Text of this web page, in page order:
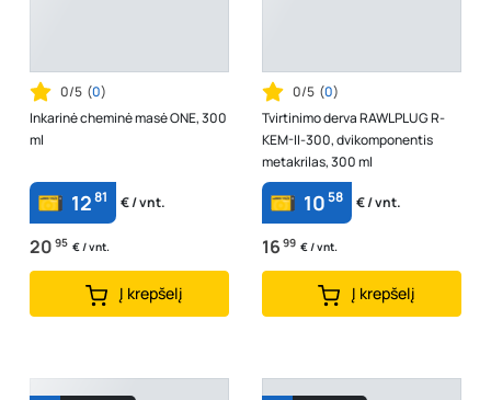
0/5 (0)
Inkarinė cheminė masė ONE, 300
ml
1281 € / vnt.
20 95 € / vnt.
Į krepšelį
0/5 (0)
Tvirtinimo derva RAWLPLUG R-
KEM-II-300, dvikomponentis
metakrilas, 300 ml
1058 € / vnt.
16 99 € / vnt.
Į krepšelį